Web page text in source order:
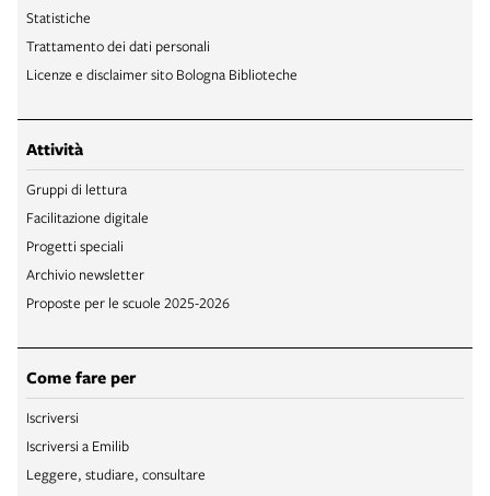
Statistiche
Trattamento dei dati personali
Licenze e disclaimer sito Bologna Biblioteche
Attività
Gruppi di lettura
Facilitazione digitale
Progetti speciali
Archivio newsletter
Proposte per le scuole 2025-2026
Come fare per
Iscriversi
Iscriversi a Emilib
Leggere, studiare, consultare